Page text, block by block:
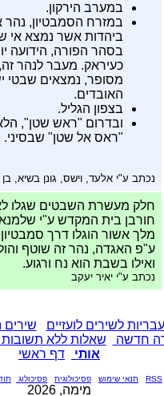
במערב הירקון.
במזרח הסמבטיון, נהר
ביהדות אשר נמצא אי
בסהר הפורה, הידועה
כעיראק. מעבר לנהר
מסופר, נמצאים שבטי
האובדים.
בצפון הגליל.
ובדרום "ראש שטן",
"ראס אל שטן" שבסיני.
נכתב ע"י אלעד, וישס, גונן בשיא,
חלק מעשרת השבטים שגלו
חורבן בית המקדש ע"י
מלך אשור הוגלו דרך
ע"פ האגדה, נהר זה שוטף
ואילו בשבת הוא נח ורגוע.
נכתב ע"י יאיר יעקב
לשירים לועזיים
שירים
חדשה
שאלות ללא תשובות
אותי
דף ראשי
RSS תנאי שימוש פסיכולוגית פסיכולוג
מימה, 2026